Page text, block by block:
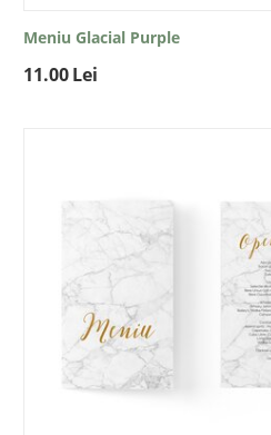
Meniu Glacial Purple
11.00Lei